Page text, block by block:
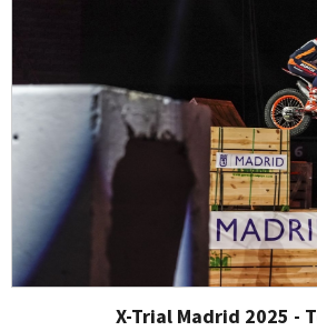
X-Trial Madrid 2025 -